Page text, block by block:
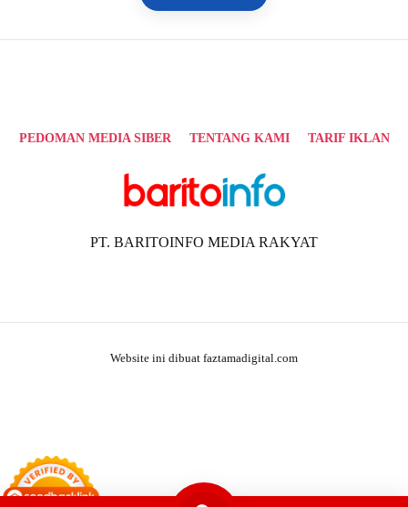
PEDOMAN MEDIA SIBER TENTANG KAMI TARIF IKLAN
PT. BARITOINFO MEDIA RAKYAT
Website ini dibuat faztamadigital.com